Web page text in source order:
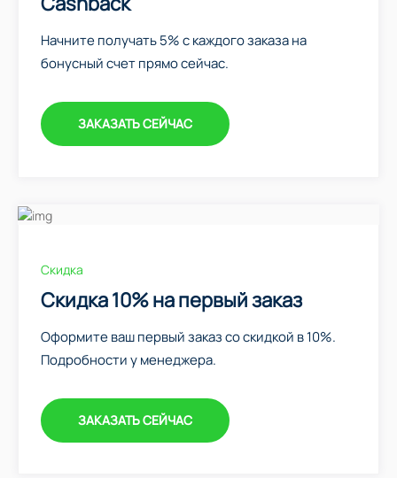
Начните получать 5% с каждого заказа на
бонусный счет прямо сейчас.
ЗАКАЗАТЬ СЕЙЧАС
Скидка
Скидка 10% на первый заказ
Оформите ваш первый заказ со скидкой в 10%.
Подробности у менеджера.
ЗАКАЗАТЬ СЕЙЧАС